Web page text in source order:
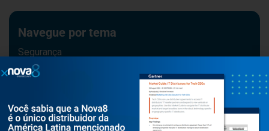
Navegue por tema
Segurança
Gestão de segurança
#cybersecurity
Upwind
Cequence